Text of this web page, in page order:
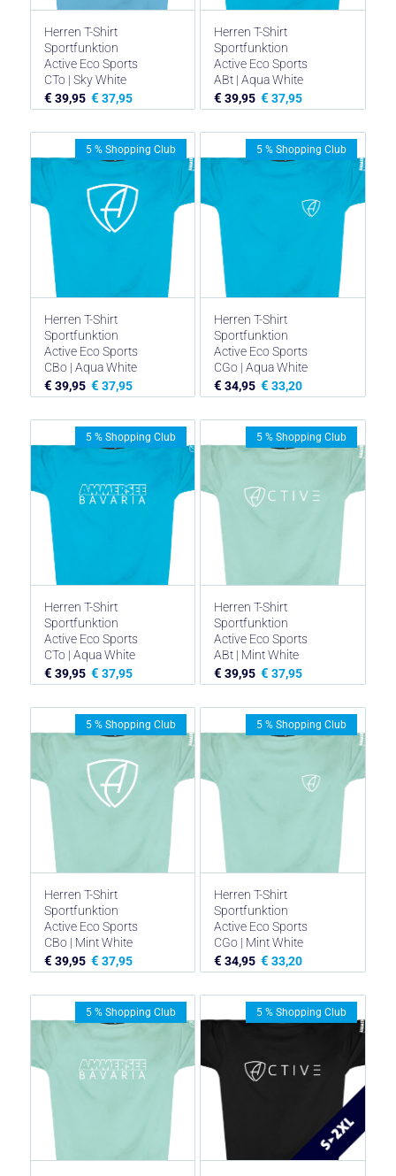
Herren T-Shirt
Sportfunktion
Active Eco Sports
CTo | Sky White
€ 39,95 € 37,95
Herren T-Shirt
Sportfunktion
Active Eco Sports
ABt | Aqua White
€ 39,95 € 37,95
Herren T-Shirt
Sportfunktion
Active Eco Sports
CBo | Aqua White
€ 39,95 € 37,95
5 % Shopping Club
Herren T-Shirt
Sportfunktion
Active Eco Sports
CGo | Aqua White
€ 34,95 € 33,20
5 % Shopping Club
Herren T-Shirt
Sportfunktion
Active Eco Sports
CTo | Aqua White
€ 39,95 € 37,95
5 % Shopping Club
Herren T-Shirt
Sportfunktion
Active Eco Sports
ABt | Mint White
€ 39,95 € 37,95
5 % Shopping Club
Herren T-Shirt
Sportfunktion
Active Eco Sports
CBo | Mint White
€ 39,95 € 37,95
5 % Shopping Club
Herren T-Shirt
Sportfunktion
Active Eco Sports
CGo | Mint White
€ 34,95 € 33,20
5 % Shopping Club
5 % Shopping Club 5 % Shopping Club